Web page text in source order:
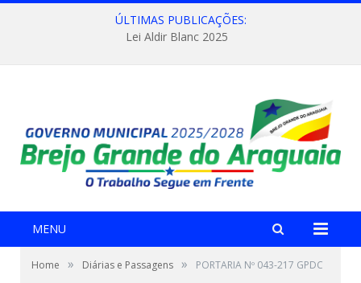
ÚLTIMAS PUBLICAÇÕES:
Lei Aldir Blanc 2025
MENU
Home » Diárias e Passagens » PORTARIA Nº 043-217 GPDC